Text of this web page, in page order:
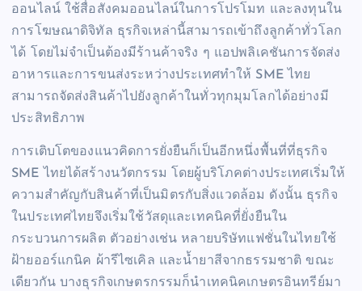
ออนไลน์ ใช้สื่อสังคมออนไลน์ในการโปรโมท และลงทุนใน
การโฆษณาดิจิทัล ธุรกิจเหล่านี้สามารถเข้าถึงลูกค้าทั่วโลก
ได้ โดยไม่จำเป็นต้องมีร้านค้าจริง ๆ แอปพลิเคชันการจัดส่ง
อาหารและการขนส่งระหว่างประเทศทำให้ SME ไทย
สามารถจัดส่งสินค้าไปยังลูกค้าในทั่วทุกมุมโลกได้อย่างมี
ประสิทธิภาพ
การเติบโตของแนวคิดการยั่งยืนก็เป็นอีกหนึ่งพื้นที่ที่ธุรกิจ
SME ไทยได้สร้างนวัตกรรม โดยผู้บริโภคต่างประเทศเริ่มให้
ความสำคัญกับสินค้าที่เป็นมิตรกับสิ่งแวดล้อม ดังนั้น ธุรกิจ
ในประเทศไทยจึงเริ่มใช้วัสดุและเทคนิคที่ยั่งยืนใน
กระบวนการผลิต ตัวอย่างเช่น หลายบริษัทแฟชั่นในไทยใช้
ฝ้ายออร์แกนิค ผ้ารีไซเคิล และน้ำยาสีจากธรรมชาติ ขณะ
เดียวกัน บางธุรกิจเกษตรกรรมก็นำเทคนิคเกษตรอินทรีย์มา